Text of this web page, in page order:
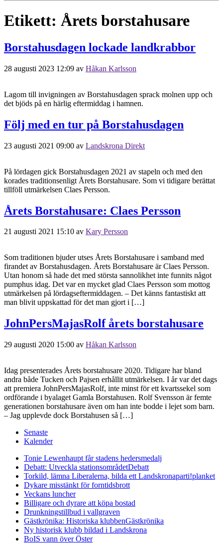
Etikett: Årets borstahusare
Borstahusdagen lockade landkrabbor
28 augusti 2023 12:09 av Håkan Karlsson
Lagom till invigningen av Borstahusdagen sprack molnen upp och
det bjöds på en härlig eftermiddag i hamnen.
Följ med en tur på Borstahusdagen
23 augusti 2021 09:00 av Landskrona Direkt
På lördagen gick Borstahusdagen 2021 av stapeln och med den
korades traditionsenligt Årets Borstahusare. Som vi tidigare berättat
tillföll utmärkelsen Claes Persson.
Årets Borstahusare: Claes Persson
21 augusti 2021 15:10 av Kary Persson
Som traditionen bjuder utses Årets Borstahusare i samband med
firandet av Borstahusdagen. Årets Borstahusare är Claes Persson.
Utan honom så hade det med största sannolikhet inte funnits något
pumphus idag. Det var en mycket glad Claes Persson som mottog
utmärkelsen på lördagseftermiddagen. – Det känns fantastiskt att
man blivit uppskattad för det man gjort i […]
JohnPersMajasRolf årets borstahusare
29 augusti 2020 15:00 av Håkan Karlsson
Idag presenterades Årets borstahusare 2020. Tidigare har bland
andra både Tucken och Pajsen erhållit utmärkelsen. I år var det dags
att premiera JohnPersMajasRolf, inte minst för ett kvartssekel som
ordförande i byalaget Gamla Borstahusen. Rolf Svensson är femte
generationen borstahusare även om han inte bodde i lejet som barn.
– Jag upplevde dock Borstahusen så […]
Senaste
Kalender
Tonie Lewenhaupt får stadens hedersmedalj
Debatt: Utveckla stationsområdetDebatt
Torkild, lämna Liberalerna, bilda ett Landskronaparti!planket
Dykare misstänkt för forntidsbrott
Veckans luncher
Billigare och dyrare att köpa bostad
Drunkningstillbud i vallgraven
Gästkrönika: Historiska klubbenGästkrönika
Ny historisk klubb bildad i Landskrona
BoIS vann över Öster